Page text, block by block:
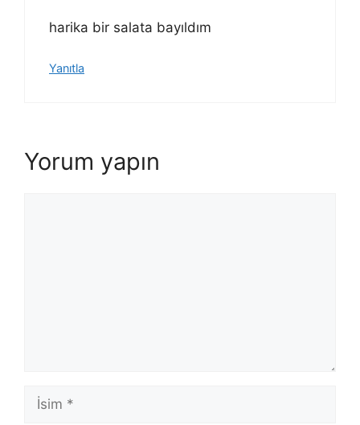
harika bir salata bayıldım
Yanıtla
Yorum yapın
İsim